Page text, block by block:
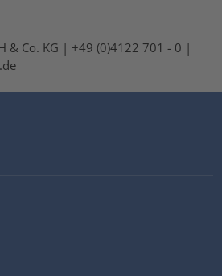
& Co. KG | +49 (0)4122 701 - 0 |